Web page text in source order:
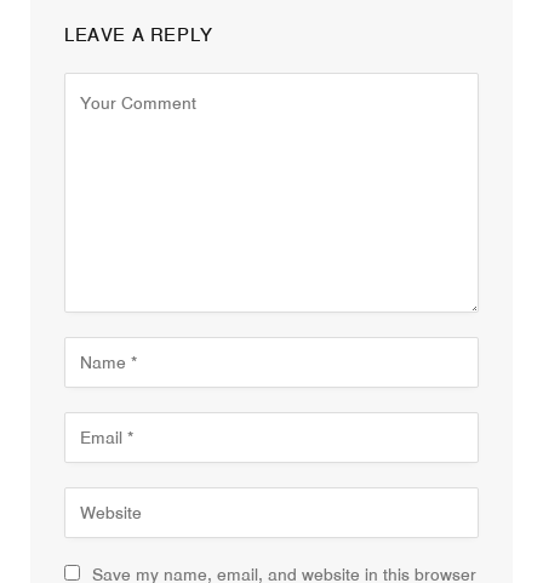
LEAVE A REPLY
Save my name, email, and website in this browser